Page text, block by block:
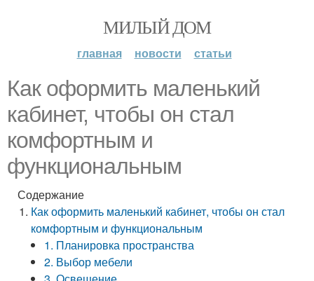
МИЛЫЙ ДОМ
главная новости статьи
Как оформить маленький
кабинет, чтобы он стал
комфортным и
функциональным
Содержание
Как оформить маленький кабинет, чтобы он стал
комфортным и функциональным
1. Планировка пространства
2. Выбор мебели